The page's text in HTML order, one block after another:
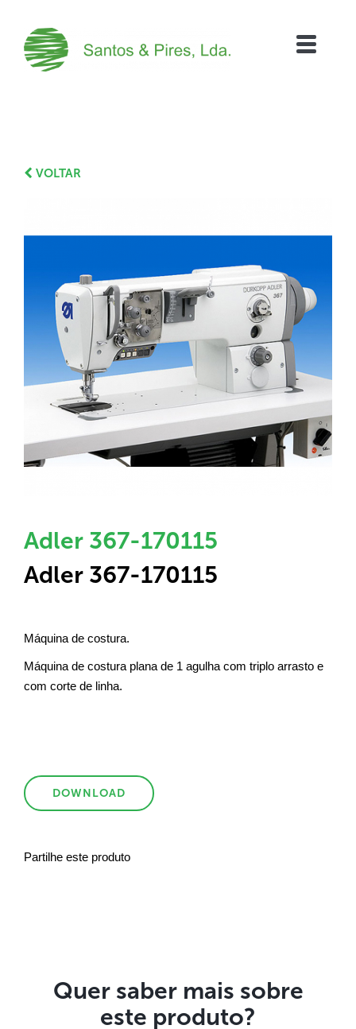
VOLTAR
Adler 367-170115
Adler 367-170115
Máquina de costura.
Máquina de costura plana de 1 agulha com triplo arrasto e
com corte de linha.
DOWNLOAD
Partilhe este produto
Quer saber mais sobre
este produto?